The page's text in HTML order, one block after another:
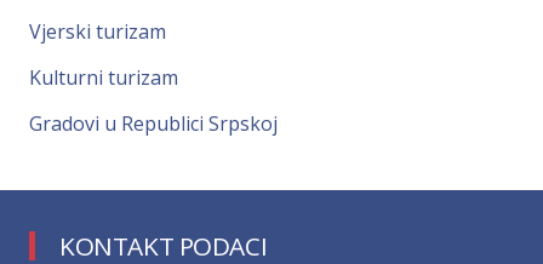
Vjerski turizam
Kulturni turizam
Gradovi u Republici Srpskoj
KONTAKT PODACI